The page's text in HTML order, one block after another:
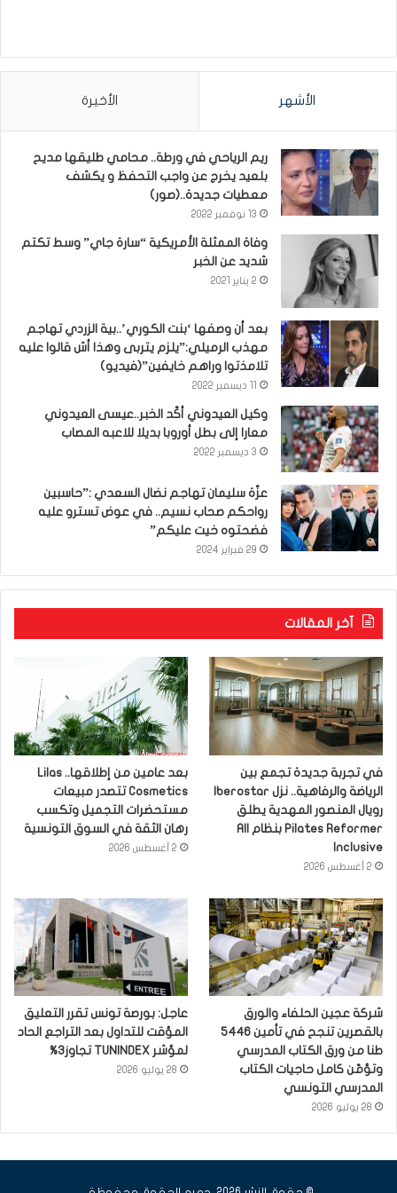
الأشهر الأخيرة
ريم الرياحي في ورطة.. محامي طليقها مديح
بلعيد يخرج عن واجب التحفظ و يكشف
معطيات جديدة..(صور)
13 نوفمبر 2022
وفاة الممثلة الأمريكية “سارة جاي” وسط تكتم
شديد عن الخبر
2 يناير 2021
بعد أن وصفها ‘بنت الكوري’..بية الزردي تهاجم
مهذب الرميلي:”يلزم يتربى وهذا أش قالوا عليه
تلامذتوا وراهم خايفين”(فيديو)
وكيل العيدوني أكّد الخبر..عيسى العيدوني
معارا إلى بطل أوروبا بديلا للاعبه المصاب
3 ديسمبر 2022
عزّة سليمان تهاجم نضال السعدي :”حاسبين
رواحكم صحاب نسيم.. في عوض تسترو عليه
فضحتوه خيت عليكم”
29 فبراير 2024
آخر المقالات
في تجربة جديدة تجمع بين
رويال المنصور المهدية يطلق
Pilates Reformer بنظام All
Inclusive
2 أغسطس 2026
بعد عامين من إطلاقها.. Lilas
Cosmetics تتصدر مبيعات
مستحضرات التجميل وتكسب
رهان الثقة في السوق التونسية
2 أغسطس 2026
شركة عجين الحلفاء والورق
بالقصرين تنجح في تأمين 5446
طنا من ورق الكتاب المدرسي
وتؤمّن كامل حاجيات الكتاب
المدرسي التونسي
28 يوليو 2026
عاجل: بورصة تونس تقرر التعليق
المؤقت للتداول بعد التراجع الحاد
لمؤشر TUNINDEX تجاوز3%
28 يوليو 2026